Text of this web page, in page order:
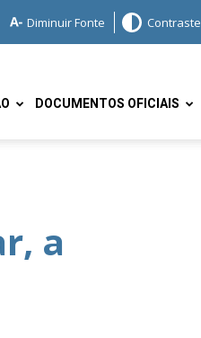
Diminuir Fonte Contraste
DOCUMENTOS OFICIAIS
a